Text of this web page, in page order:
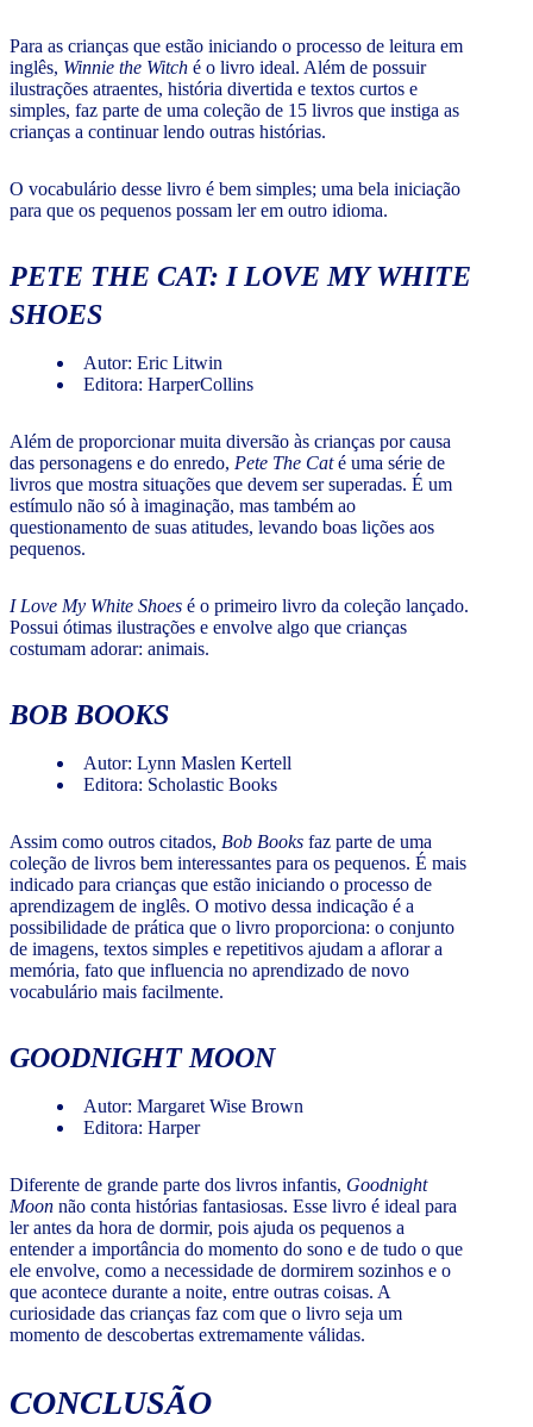
Para as crianças que estão iniciando o processo de leitura em
inglês, Winnie the Witch é o livro ideal. Além de possuir
ilustrações atraentes, história divertida e textos curtos e
simples, faz parte de uma coleção de 15 livros que instiga as
crianças a continuar lendo outras histórias.
O vocabulário desse livro é bem simples; uma bela iniciação
para que os pequenos possam ler em outro idioma.
PETE THE CAT: I LOVE MY WHITE
SHOES
Autor: Eric Litwin
Editora: HarperCollins
Além de proporcionar muita diversão às crianças por causa
das personagens e do enredo, Pete The Caté uma série de
livros que mostra situações que devem ser superadas. É um
estímulo não só à imaginação, mas também ao
questionamento de suas atitudes, levando boas lições aos
pequenos.
I Love My White Shoes é o primeiro livro da coleção lançado.
Possui ótimas ilustrações e envolve algo que crianças
costumam adorar: animais.
BOB BOOKS
Autor: Lynn Maslen Kertell
Editora: Scholastic Books
Assim como outros citados, Bob Books faz parte de uma
coleção de livros bem interessantes para os pequenos. É mais
indicado para crianças que estão iniciando o processo de
aprendizagem de inglês. O motivo dessa indicação é a
possibilidade de prática que o livro proporciona: o conjunto
de imagens, textos simples e repetitivos ajudam a aflorar a
memória, fato que influencia no aprendizado de novo
vocabulário mais facilmente.
GOODNIGHT MOON
Autor: Margaret Wise Brown
Editora: Harper
Diferente de grande parte dos livros infantis, Goodnight
Moon não conta histórias fantasiosas. Esse livro é ideal para
ler antes da hora de dormir, pois ajuda os pequenos a
entender a importância do momento do sono e de tudo o que
ele envolve, como a necessidade de dormirem sozinhos e o
que acontece durante a noite, entre outras coisas. A
curiosidade das crianças faz com que o livro seja um
momento de descobertas extremamente válidas.
CONCLUSÃO